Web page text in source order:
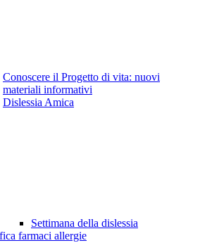
Conoscere il Progetto di vita: nuovi
materiali informativi
Dislessia Amica
Settimana della dislessia
farmaci allergie